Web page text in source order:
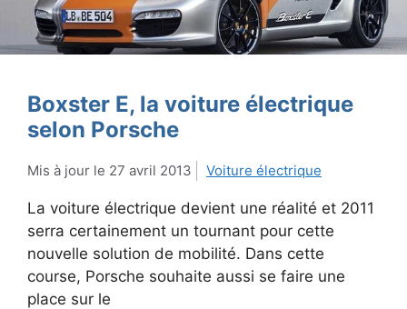
Boxster E, la voiture électrique
selon Porsche
27 avril 2013 Voiture électrique
La voiture électrique devient une réalité et 2011
serra certainement un tournant pour cette
nouvelle solution de mobilité. Dans cette
course, Porsche souhaite aussi se faire une
place sur le